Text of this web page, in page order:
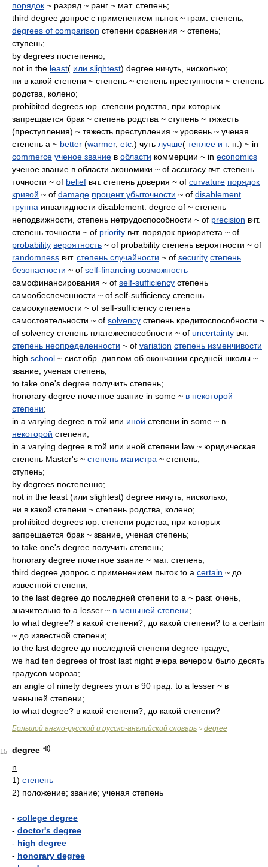
порядок ~ разряд ~ ранг ~ мат. степень;
third degree допрос с применением пыток ~ грам. степень;
degrees of comparison степени сравнения ~ степень;
ступень;
by degrees постепенно;
not in the least( или slightest) degree ничуть, нисколько;
ни в какой степени ~ степень ~ степень преступности ~ степень
родства, колено;
prohibited degrees юр. степени родства, при которых
запрещается брак ~ степень родства ~ ступень ~ тяжесть
(преступления) ~ тяжесть преступления ~ уровень ~ ученая
степень a ~ better (warmer, etc .) чуть лучше( теплее и т. п.) ~ in
commerce ученое звание в области коммерции ~ in economics
ученое звание в области экономики ~ of accuracy вчт. степень
точности ~ of belief вчт. степень доверия ~ of curvature порядок
кривой ~ of damage процент убыточности ~ of disablement
группа инвалидности disablement: degree of ~ степень
неподвижности, степень нетрудоспособности ~ of precision вчт.
степень точности ~ of priority вчт. порядок приоритета ~ of
probability вероятность ~ of probability степень вероятности ~ of
randomness вчт. степень случайности ~ of security степень
безопасности ~ of self-financing возможность
самофинансирования ~ of self-sufficiency степень
самообеспеченности ~ of self-sufficiency степень
самоокупаемости ~ of self-sufficiency степень
самостоятельности ~ of solvency степень кредитоспособности ~
of solvency степень платежеспособности ~ of uncertainty вчт.
степень неопределенности ~ of variation степень изменчивости
high school ~ сист.обр. диплом об окончании средней школы ~
звание, ученая степень;
to take one's degree получить степень;
honorary degree почетное звание in some ~ в некоторой
степени;
in a varying degree в той или иной степени in some ~ в
некоторой степени;
in a varying degree в той или иной степени law ~ юридическая
степень Master's ~ степень магистра ~ степень;
ступень;
by degrees постепенно;
not in the least (или slightest) degree ничуть, нисколько;
ни в какой степени ~ степень родства, колено;
prohibited degrees юр. степени родства, при которых
запрещается брак ~ звание, ученая степень;
to take one's degree получить степень;
honorary degree почетное звание ~ мат. степень;
third degree допрос с применением пыток to a certain ~ до
известной степени;
to the last degree до последней степени to a ~ разг. очень,
значительно to a lesser ~ в меньшей степени;
to what degree? в какой степени?, до какой степени? to a certain
~ до известной степени;
to the last degree до последней степени degree градус;
we had ten degrees of frost last night вчера вечером было десять
градусов мороза;
an angle of ninety degrees угол в 90 град. to a lesser ~ в
меньшей степени;
to what degree? в какой степени?, до какой степени?
Большой англо-русский и русско-английский словарь > degree
15
degree
n
1) степень
2) положение; звание; ученая степень
- college degree
- doctor's degree
- high degree
- honorary degree